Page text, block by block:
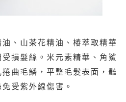
、山茶花精油、椿萃取精華
損髮絲。米元素精華、角鯊
曲毛鱗，平整毛髮表面，豔
受紫外線傷害。